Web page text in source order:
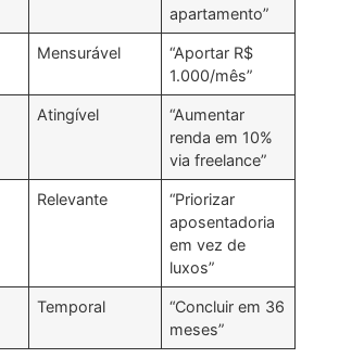
apartamento”
Mensurável
“Aportar R$
1.000/mês”
Atingível
“Aumentar
renda em 10%
via freelance”
Relevante
“Priorizar
aposentadoria
em vez de
luxos”
Temporal
“Concluir em 36
meses”